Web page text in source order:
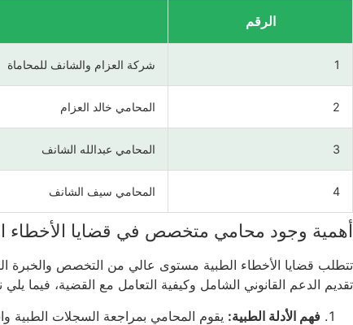
الرقم
1 شركة العزام والشانف للمحاماة
2 المحامي خالد العزام
3 المحامي عبدالله الشانف
4 المحامي سيف الشانف
أهمية وجود محامي متخصص في قضايا الأخطاء
تتطلب قضايا الأخطاء الطبية مستوى عالي من التخصص والخبرة
تقديم الدعم القانوني الشامل وكيفية التعامل مع القضية،
فهم الأدلة الطبية: يقوم المحامي بمراجعة السجلات